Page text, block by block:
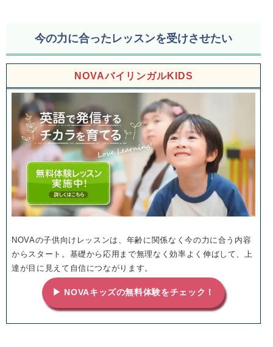
今の力に合ったレッスンを受けさせたい
NOVAバイリンガルKIDS
NOVAの子供向けレッスンは、年齢に関係なく今の力に合う内容
からスタート。基礎から応用まで無理なく効率よく伸ばして、上
達が目に見えて自信につながります。
▶ NOVAキッズの無料体験をチェック！